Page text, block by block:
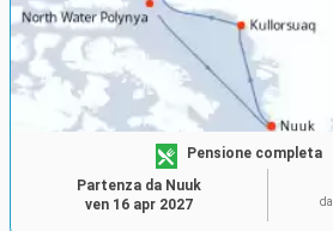
Pensione completa
da
Partenza da Nuuk
ven 16 apr 2027